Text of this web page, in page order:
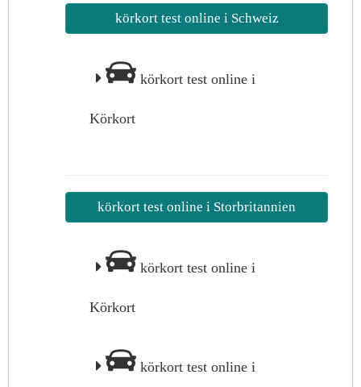
körkort test online i Schweiz
körkort test online i
Körkort
körkort test online i Storbritannien
körkort test online i
Körkort
körkort test online i